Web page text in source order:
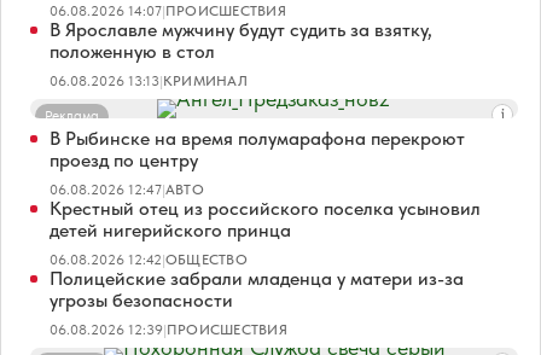
06.08.2026 14:07|ПРОИСШЕСТВИЯ
В Ярославле мужчину будут судить за взятку,
положенную в стол
06.08.2026 13:13|КРИМИНАЛ
Реклама
В Рыбинске на время полумарафона перекроют
проезд по центру
06.08.2026 12:47|АВТО
Крестный отец из российского поселка усыновил
детей нигерийского принца
06.08.2026 12:42|ОБЩЕСТВО
Полицейские забрали младенца у матери из-за
угрозы безопасности
06.08.2026 12:39|ПРОИСШЕСТВИЯ